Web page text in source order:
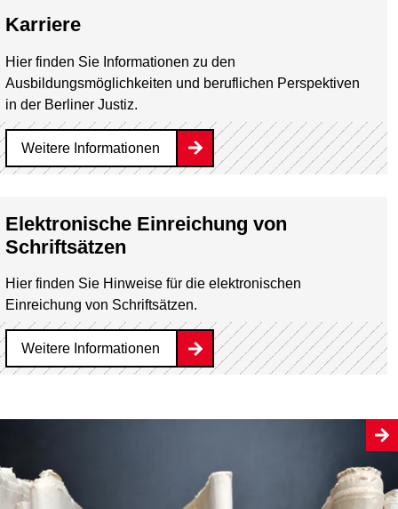
Karriere
Hier finden Sie Informationen zu den
Ausbildungsmöglichkeiten und beruflichen Perspektiven
in der Berliner Justiz.
Weitere Informationen
Elektronische Einreichung von
Schriftsätzen
Hier finden Sie Hinweise für die elektronischen
Einreichung von Schriftsätzen.
Weitere Informationen